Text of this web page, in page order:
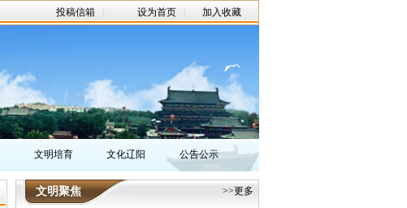
投稿信箱 设为首页 加入收藏
文明培育 文化辽阳 公告公示
文明聚焦 >>更多